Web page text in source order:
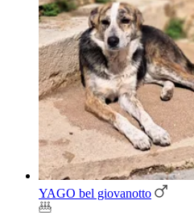
YAGO bel giovanotto